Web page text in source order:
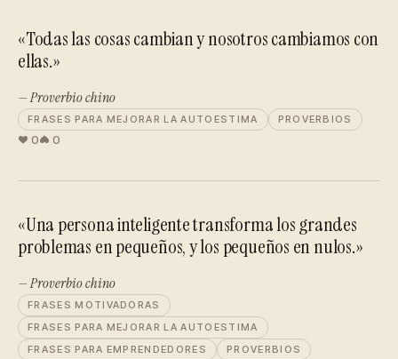
«Todas las cosas cambian y nosotros cambiamos con
ellas.»
— Proverbio chino
FRASES PARA MEJORAR LA AUTOESTIMA PROVERBIOS
0 0
«Una persona inteligente transforma los grandes
problemas en pequeños, y los pequeños en nulos.»
— Proverbio chino
FRASES MOTIVADORAS
FRASES PARA MEJORAR LA AUTOESTIMA
FRASES PARA EMPRENDEDORES
PROVERBIOS